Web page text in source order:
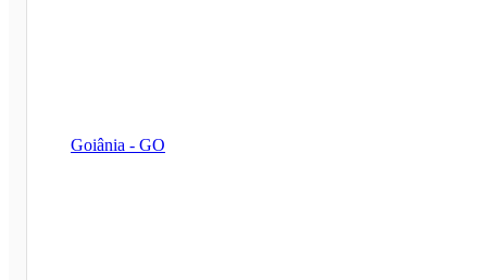
Goiânia - GO